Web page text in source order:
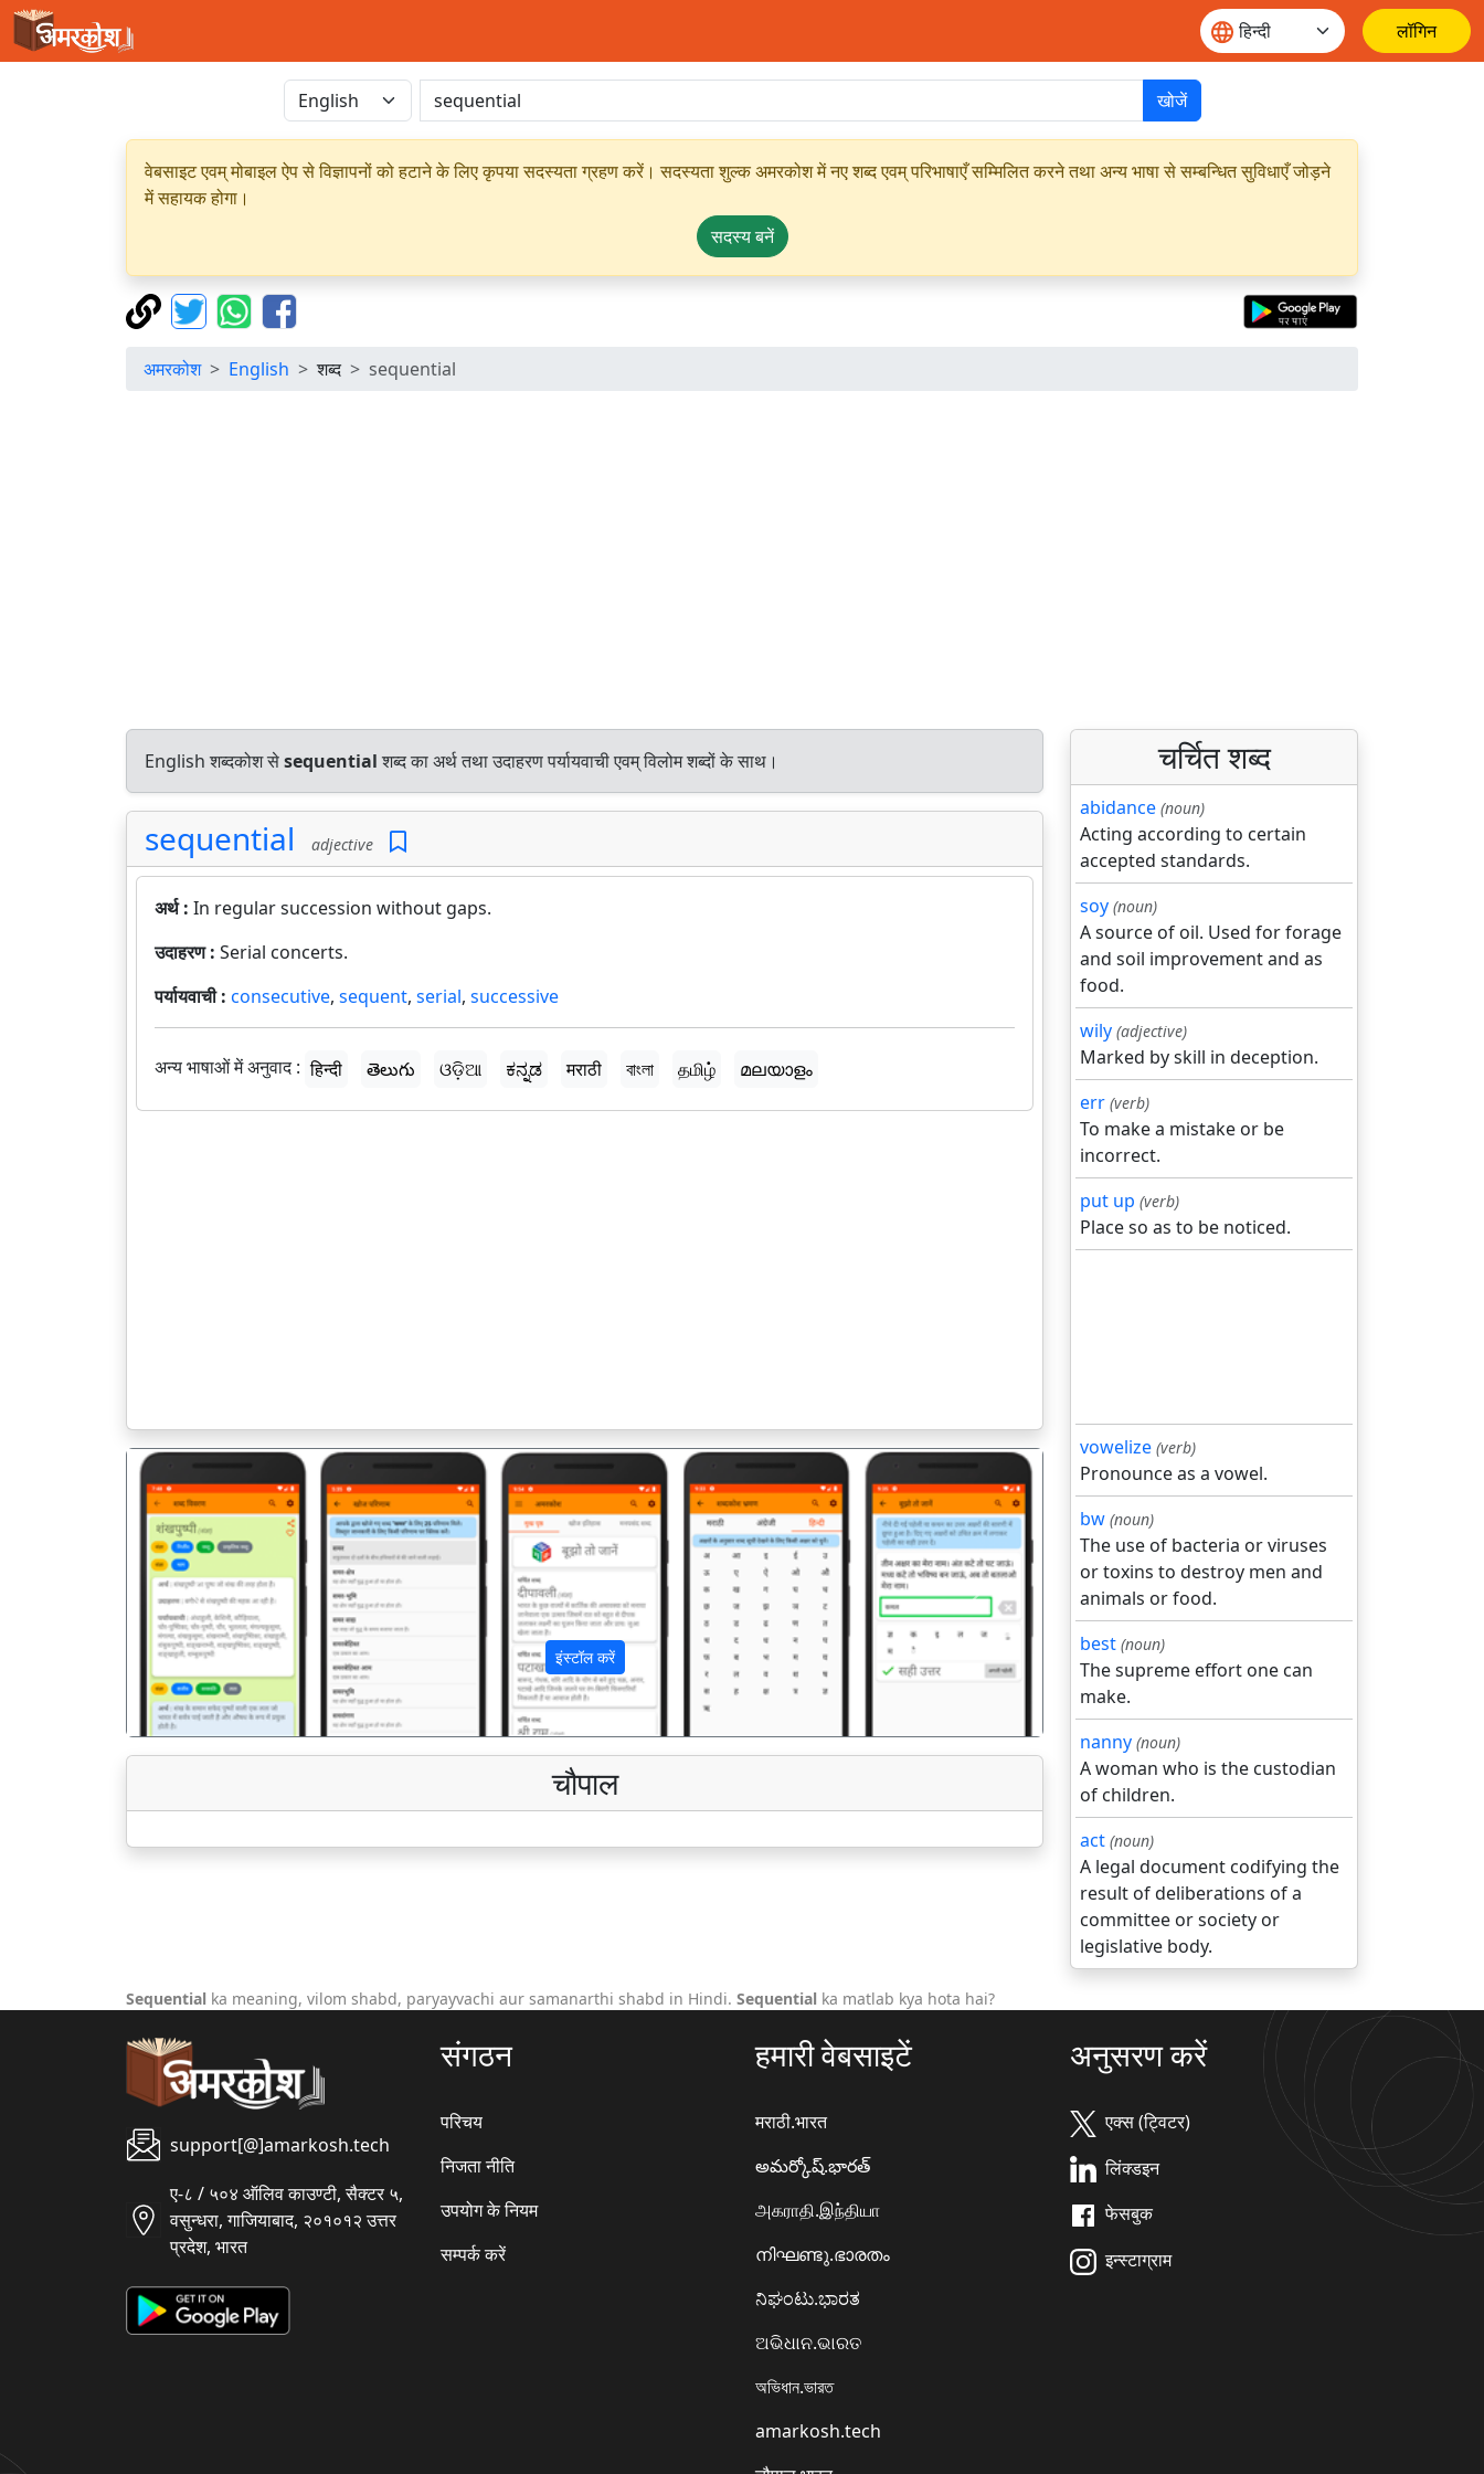
लॉगिन
खोजें
वेबसाइट एवम् मोबाइल ऐप से विज्ञापनों को हटाने के लिए कृपया सदस्यता ग्रहण करें। सदस्यता शुल्क अमरकोश में नए शब्द एवम् परिभाषाएँ सम्मिलित करने तथा अन्य भाषा से सम्बन्धित सुविधाएँ जोड़ने
में सहायक होगा।
सदस्य बनें
अमरकोश English शब्द sequential
English शब्दकोश सेsequentialशब्द का अर्थ तथा उदाहरण पर्यायवाची एवम् विलोम शब्दों के साथ।
sequential adjective
अर्थ : In regular succession without gaps.
उदाहरण : Serial concerts.
पर्यायवाची : consecutive, sequent, serial, successive
अन्य भाषाओं में अनुवाद : हिन्दी తెలుగు ଓଡ଼ିଆ ಕನ್ನಡ मराठी বাংলা தமிழ் മലയാളം
इंस्टॉल करें
पिछला अगला
चौपाल
चर्चित शब्द
abidance (noun)
Acting according to certain
accepted standards.
soy (noun)
A source of oil. Used for forage
and soil improvement and as
food.
wily (adjective)
Marked by skill in deception.
err (verb)
To make a mistake or be
incorrect.
put up (verb)
Place so as to be noticed.
vowelize (verb)
Pronounce as a vowel.
bw (noun)
The use of bacteria or viruses
or toxins to destroy men and
animals or food.
best (noun)
The supreme effort one can
make.
nanny (noun)
A woman who is the custodian
of children.
act (noun)
A legal document codifying the
result of deliberations of a
committee or society or
legislative body.
Sequential ka meaning, vilom shabd, paryayvachi aur samanarthi shabd in Hindi. Sequential ka matlab kya hota hai?
support[@]amarkosh.tech
ए-८ / ५०४ ऑलिव काउण्टी, सैक्टर ५,
वसुन्धरा, गाजियाबाद, २०१०१२ उत्तर
प्रदेश, भारत
संगठन
परिचय
निजता नीति
उपयोग के नियम
सम्पर्क करें
हमारी वेबसाइटें
मराठी.भारत
అమర్కోష్.భారత్
அகராதி.இந்தியா
നിഘണ്ടു.ഭാരതം
ನಿಘಂಟು.ಭಾರತ
ଅଭିଧାନ.ଭାରତ
অভিধান.ভারত
amarkosh.tech
अनुसरण करें
एक्स (ट्विटर)
लिंक्डइन
फेसबुक
इन्स्टाग्राम